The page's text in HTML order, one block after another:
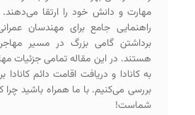
مهارت و دانش خود را ارتقا می‌دهند.
راهنمایی جامع برای مهندسان
برداشتن گامی بزرگ در مسیر
هستند. در این مقاله تمامی جزئیات
به کانادا و دریافت اقامت دائم
بررسی می‌کنیم. با ما همراه باشید چرا
شماست!